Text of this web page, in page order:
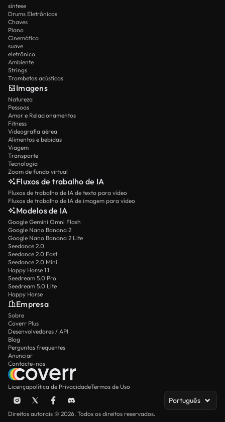
síntese
Drums Eletrônicos
Chaves
Piano
Cinemática
suave
eletrônico
Ambiente
Strings
Trombetas acústicas
Imagens
Natureza
Pessoas
Amor e Relacionamentos
Fitness
Videografia aérea
Alimentos e bebidas
Viagem
Transporte
Tecnologia
Zoom de fundo virtual
Fluxos de trabalho de IA
Fluxos de trabalho de IA de texto para vídeo
Fluxos de trabalho de IA de imagem para vídeo
Modelos de IA
Google Gemini Omni Flash
Google Nano Banana 2
Google Nano Banana 2 Lite
Seedance 2.0
Seedance 2.0 Fast
Seedance 2.0 Mini
Happy Horse 1.1
Seedream 5.0 Pro
Seedream 5.0 Lite
Happy Horse
Empresa
Sobre
Coverr Plus
Desenvolvedores / API
Blog
Perguntas frequentes
Anunciar
Contacte-nos
Licençapolítica de PrivacidadeTermos de Uso
Português
Direitos autorais © 2026. Todos os direitos reservados.